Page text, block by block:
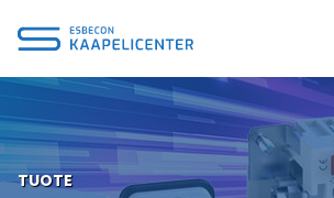
sisältöön
TUOTE